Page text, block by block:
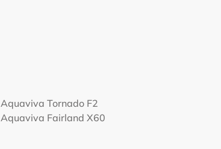
Aquaviva Tornado F2
Aquaviva Fairland X60